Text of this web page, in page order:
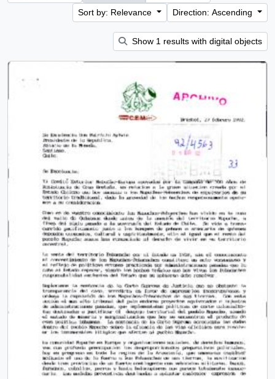
Sort by: Relevance
Direction: Ascending
Show 1 results with digital objects